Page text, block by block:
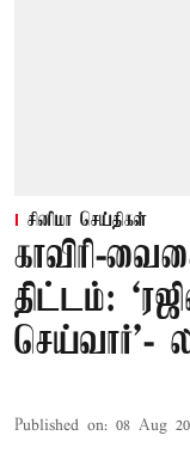
சினிமா செய்திகள்
காவிரி-
திட்டம்:
செய்வார்’-
Published on: 08 Aug